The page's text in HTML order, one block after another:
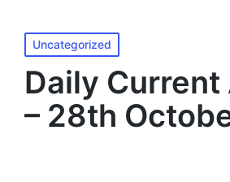
Uncategorized
Daily
– 28th